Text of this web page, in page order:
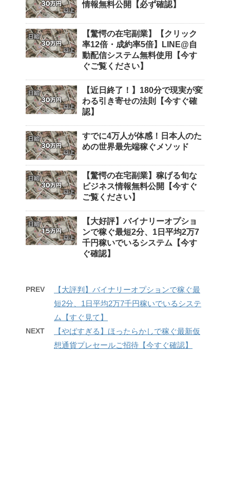
情報無料公開【必ず確認】
【驚愕の在宅副業】【クリック
率12倍・成約率5倍】LINE@自
動配信システム無料使用【今す
ぐご覧ください】
【近日終了！】180分で現実が変
わる引き寄せの法則【今すぐ確
認】
すでに4万人が体感！日本人のた
めの世界最先端稼ぐメソッド
【驚愕の在宅副業】稼げる旬な
ビジネス情報無料公開【今すぐ
ご覧ください】
【大好評】バイナリーオプショ
ンで稼ぐ最短2分、1日平均2万7
千円稼いでいるシステム【今す
ぐ確認】
PREV
【大評判】バイナリーオプションで稼ぐ最
短2分、1日平均2万7千円稼いでいるシステ
ム【すぐ見て】
NEXT
【やばすぎる】ほったらかしで稼ぐ最新仮
想通貨プレセールご招待【今すぐ確認】